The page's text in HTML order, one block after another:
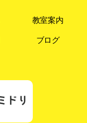
教室案内
ブログ